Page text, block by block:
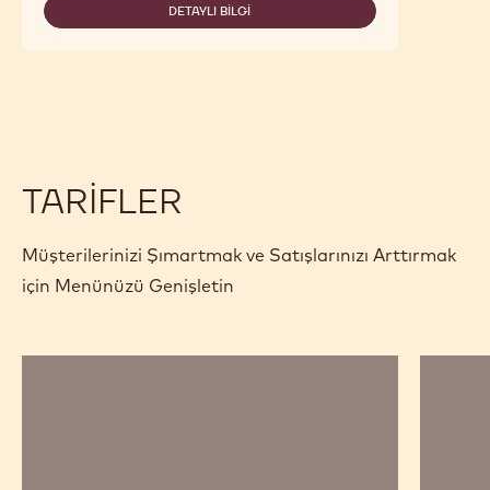
DETAYLI BILGI
-
TARIFLER
Müşterilerinizi Şımartmak ve Satışlarınızı Arttırmak
için Menünüzü Genişletin